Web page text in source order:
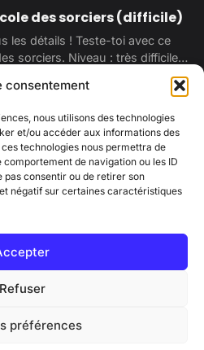
consentement
nous utilisons des technologies
et/ou accéder aux informations des
technologies nous permettra de
de navigation ou les ID
pas consentir ou de retirer son
négatif sur certaines caractéristiques
Refuser
préférences
des sorciers (difficile)
les détails ! Teste-toi avec ce
sorciers. Niveau : très difficile…
nous
Politique de confidentialité
- Tous droits réservés
Foix – 41000 Blois